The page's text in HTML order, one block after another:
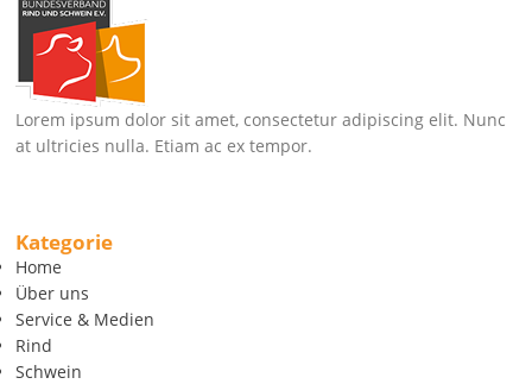
Lorem ipsum dolor sit amet, consectetur adipiscing elit. Nunc
at ultricies nulla. Etiam ac ex tempor.
Kategorie
Home
Über uns
Service & Medien
Rind
Schwein